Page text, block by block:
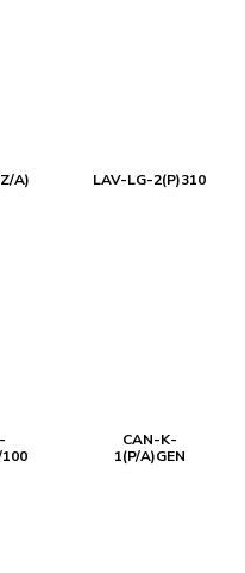
A) LAV-LG-2(P)310
CAN-K-
1(P/A)GEN